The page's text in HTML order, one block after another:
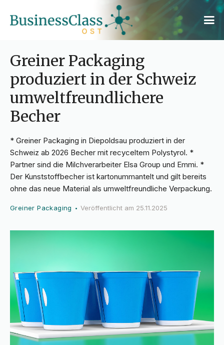
Greiner Packaging
produziert in der Schweiz
umweltfreundlichere
Becher
* Greiner Packaging in Diepoldsau produziert in der
Schweiz ab 2026 Becher mit recyceltem Polystyrol. *
Partner sind die Milchverarbeiter Elsa Group und Emmi. *
Der Kunststoffbecher ist kartonummantelt und gilt bereits
ohne das neue Material als umweltfreundliche Verpackung.
Greiner Packaging • Veröffentlicht am 25.11.2025